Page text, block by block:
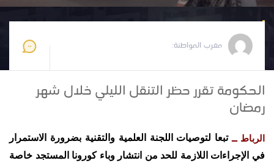
مغرب المواطنة:
الحكومة تقرر حظر التنقل الليلي خلال شهر
رمضان
الرباط ــ تبعا لتوصيات اللجنة العلمية والتقنية بضرورة الاستمرار
في الإجراءات اللازمة للحد من انتشار وباء كورونا المستجد خاصة